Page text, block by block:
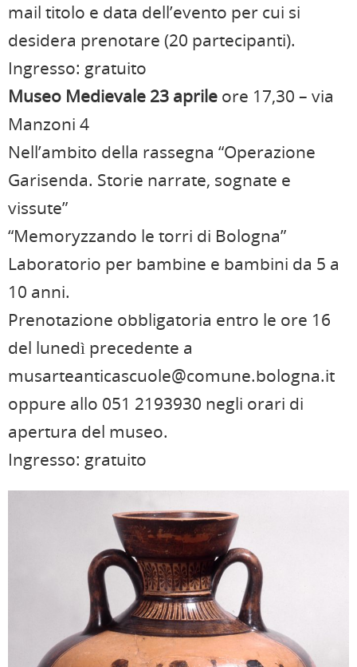
mail titolo e data dell’evento per cui si
desidera prenotare (20 partecipanti).
Ingresso: gratuito
Museo Medievale 23 aprile ore 17,30 – via
Manzoni 4
Nell’ambito della rassegna “Operazione
Garisenda. Storie narrate, sognate e
vissute”
“Memoryzzando le torri di Bologna”
Laboratorio per bambine e bambini da 5 a
10 anni.
Prenotazione obbligatoria entro le ore 16
del lunedì precedente a
musarteanticascuole@comune.bologna.it
oppure allo 051 2193930 negli orari di
apertura del museo.
Ingresso: gratuito